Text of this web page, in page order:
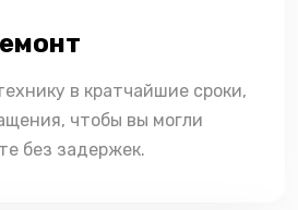
в кратчайшие сроки,
чтобы вы могли
без задержек.